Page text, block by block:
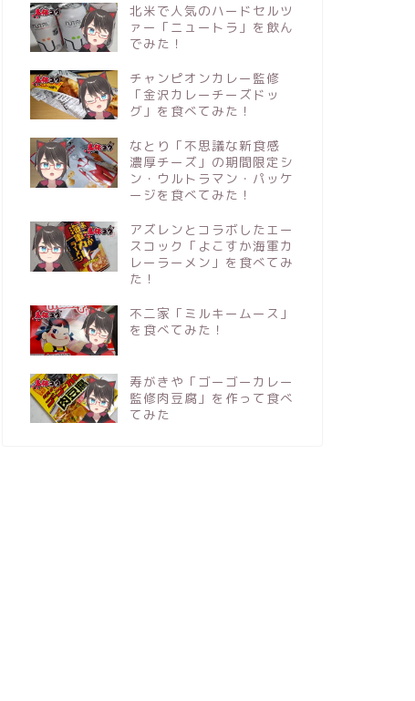
北米で人気のハードセルツ
ァー「ニュートラ」を飲ん
でみた！
チャンピオンカレー監修
「金沢カレーチーズドッ
グ」を食べてみた！
なとり「不思議な新食感
濃厚チーズ」の期間限定シ
ン・ウルトラマン・パッケ
ージを食べてみた！
アズレンとコラボしたエー
スコック「よこすか海軍カ
レーラーメン」を食べてみ
た！
不二家「ミルキームース」
を食べてみた！
寿がきや「ゴーゴーカレー
監修肉豆腐」を作って食べ
てみた